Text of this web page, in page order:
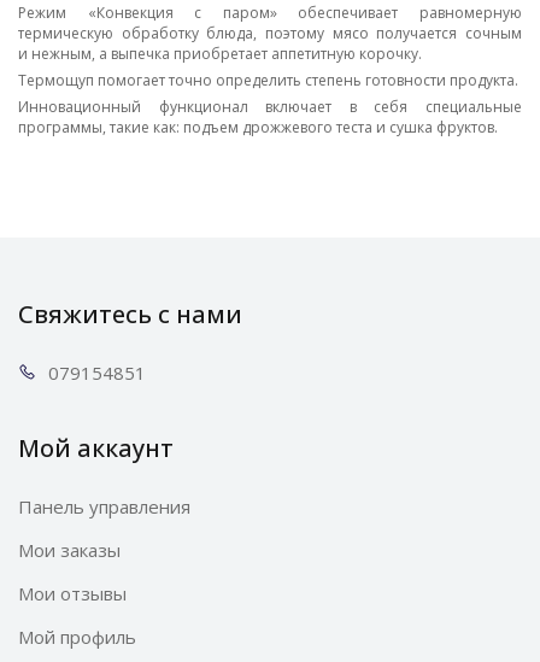
Режим «Конвекция с паром» обеспечивает равномерную
термическую обработку блюда, поэтому мясо получается сочным
и нежным, а выпечка приобретает аппетитную корочку.
Термощуп помогает точно определить степень готовности продукта.
Инновационный функционал включает в себя специальные
программы, такие как: подъем дрожжевого теста и сушка фруктов.
Свяжитесь с нами
0791 54851
Мой аккаунт
Панель управления
Мои заказы
Мои отзывы
Мой профиль